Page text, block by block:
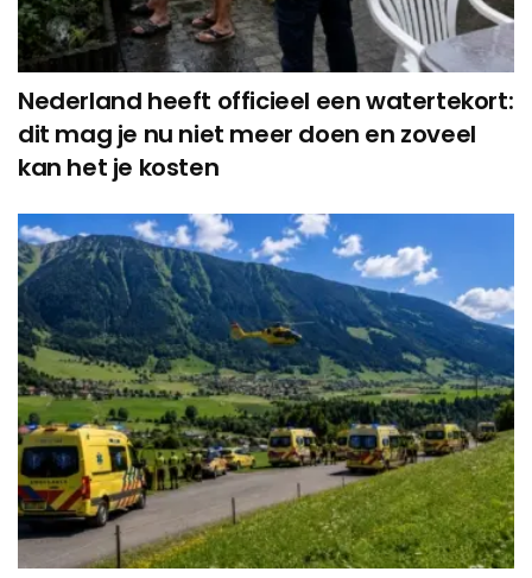
Nederland heeft officieel een watertekort:
dit mag je nu niet meer doen en zoveel
kan het je kosten